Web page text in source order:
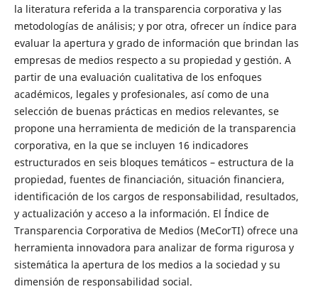
la literatura referida a la transparencia corporativa y las
metodologías de análisis; y por otra, ofrecer un índice para
evaluar la apertura y grado de información que brindan las
empresas de medios respecto a su propiedad y gestión. A
partir de una evaluación cualitativa de los enfoques
académicos, legales y profesionales, así como de una
selección de buenas prácticas en medios relevantes, se
propone una herramienta de medición de la transparencia
corporativa, en la que se incluyen 16 indicadores
estructurados en seis bloques temáticos – estructura de la
propiedad, fuentes de financiación, situación financiera,
identificación de los cargos de responsabilidad, resultados,
y actualización y acceso a la información. El Índice de
Transparencia Corporativa de Medios (MeCorTI) ofrece una
herramienta innovadora para analizar de forma rigurosa y
sistemática la apertura de los medios a la sociedad y su
dimensión de responsabilidad social.